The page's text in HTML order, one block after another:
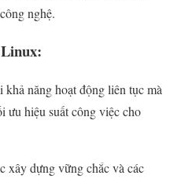
nghệ.
năng hoạt động liên tục mà
ưu hiệu suất công việc cho
xây dựng vững chắc và các